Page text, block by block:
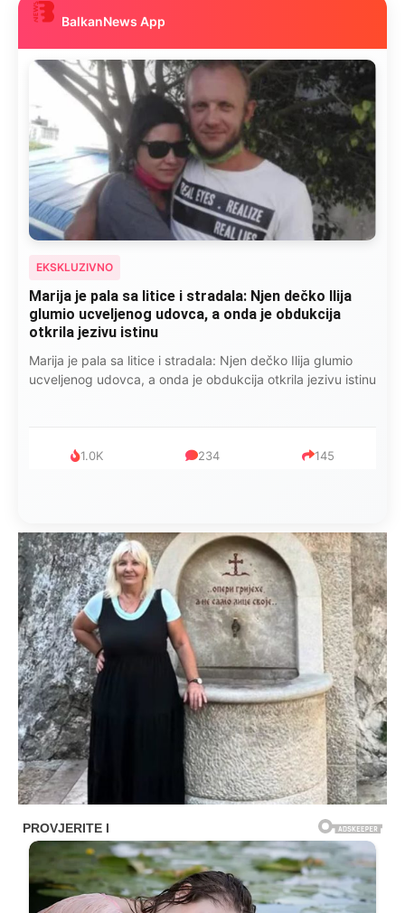
BalkanNews App
EKSKLUZIVNO
Marija je pala sa litice i stradala: Njen dečko Ilija
glumio ucveljenog udovca, a onda je obdukcija
otkrila jezivu istinu
Marija je pala sa litice i stradala: Njen dečko Ilija glumio
ucveljenog udovca, a onda je obdukcija otkrila jezivu istinu
1.0K 234 145